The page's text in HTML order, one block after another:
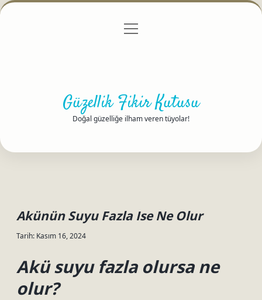
Gizlilik Politikası
menüyü
Güzellik Fikir Kutusu
Doğal güzelliğe ilham veren tüyolar!
Akünün Suyu Fazla Ise Ne Olur
Tarih: Kasım 16, 2024
Akü suyu fazla olursa ne
olur?